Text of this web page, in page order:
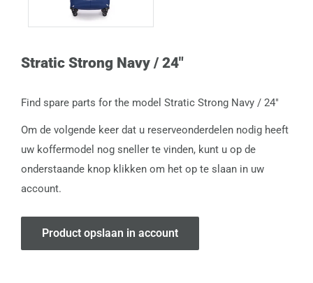
Stratic Strong Navy / 24"
Find spare parts for the model Stratic Strong Navy / 24"
Om de volgende keer dat u reserveonderdelen nodig heeft
uw koffermodel nog sneller te vinden, kunt u op de
onderstaande knop klikken om het op te slaan in uw
account.
Product opslaan in account